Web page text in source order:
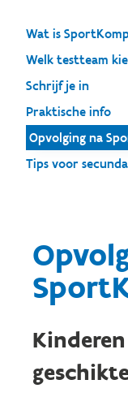
Wat is
Welk testteam
Schrijf je in
Praktische info
Opvolging na
Tips voor